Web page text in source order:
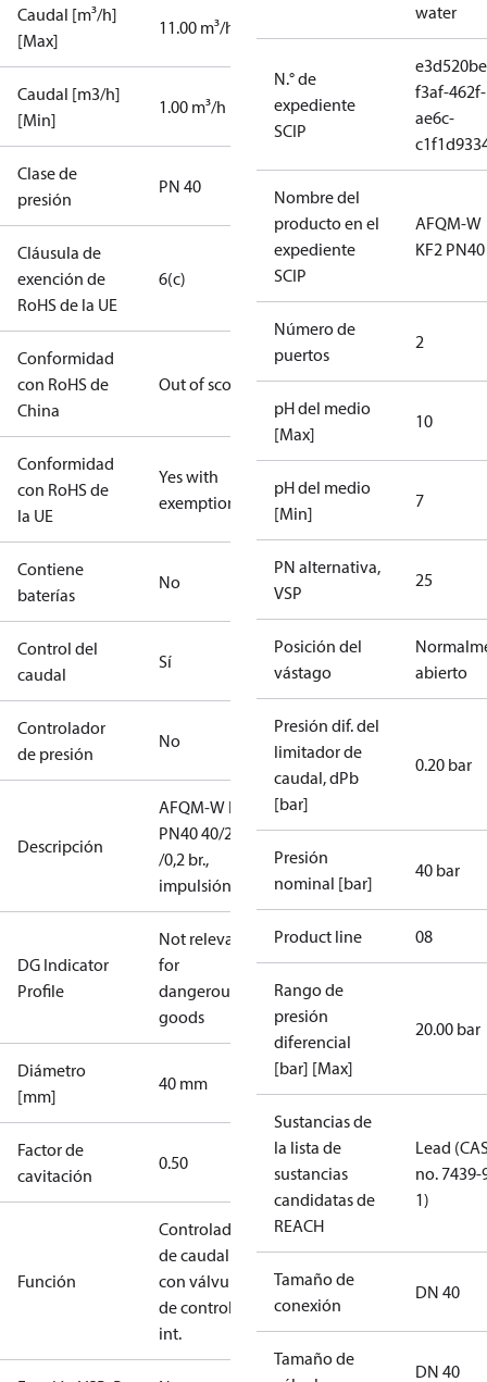
Caudal [m³/h]
[Max]
11.00 m³/h
Caudal [m3/h]
[Min]
1.00 m³/h
Clase de
presión
PN 40
Cláusula de
exención de
RoHS de la UE
6(c)
Conformidad
con RoHS de
China
Out of scope
Conformidad
con RoHS de
la UE
Yes with
exemptions
Contiene
baterías
No
Control del
caudal
Sí
Controlador
de presión
No
Descripción
AFQM-W KF2
PN40 40/20
/0,2 br.,
impulsión/ret.
DG Indicator
Profile
Not relevant
for
dangerous
goods
Diámetro
[mm]
40 mm
Factor de
cavitación
0.50
Función
Controlador
de caudal
con válvula
de control
int.
water
N.° de
expediente
SCIP
f3af-462f-
ae6c-
Nombre del
producto en el
expediente
SCIP
AFQM-W
KF2 PN40
Número de
puertos
2
pH del medio
[Max]
10
pH del medio
[Min]
7
PN alternativa,
VSP
25
Posición del
vástago
abierto
Presión dif. del
limitador de
caudal, dPb
[bar]
0.20 bar
Presión
nominal [bar]
40 bar
Product line 08
Rango de
presión
diferencial
[bar] [Max]
20.00 bar
Sustancias de
la lista de
sustancias
candidatas de
REACH
Lead
no. 7439-
1)
Tamaño de
conexión
DN 40
Tamaño de
DN 40